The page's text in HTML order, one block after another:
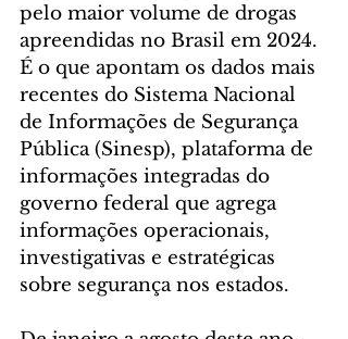
pelo maior volume de drogas
apreendidas no Brasil em 2024.
É o que apontam os dados mais
recentes do Sistema Nacional
de Informações de Segurança
Pública (Sinesp), plataforma de
informações integradas do
governo federal que agrega
informações operacionais,
investigativas e estratégicas
sobre segurança nos estados.